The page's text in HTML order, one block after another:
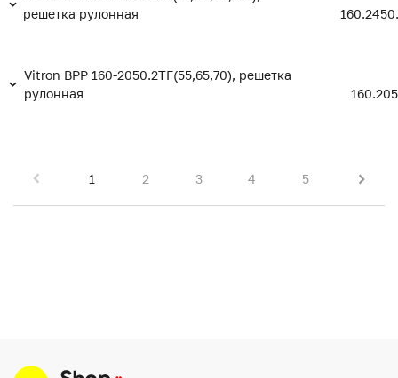
решетка рулонная
Vitron ВРР 160-2050.2ТГ(55,65,70), решетка
рулонная
1 2 3 4 5